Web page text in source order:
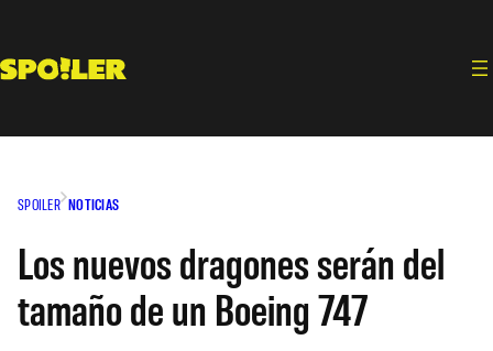
contenido
SPOILER NOTICIAS
Los nuevos dragones serán del
tamaño de un Boeing 747